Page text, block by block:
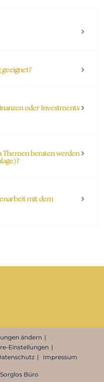
geeignet?
oder Investments
Themen beraten werden
mit dem
ändern
Einstellungen
Impressum
Büro